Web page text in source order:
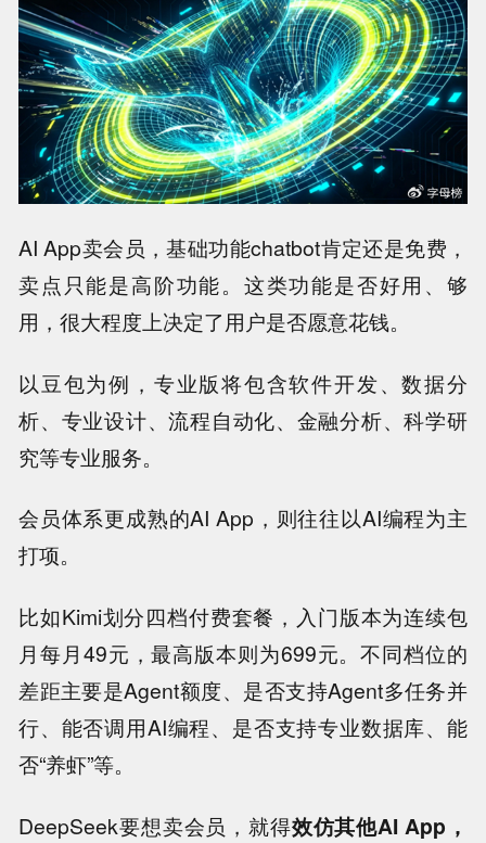
AI App卖会员，基础功能chatbot肯定还是免费，
卖点只能是高阶功能。这类功能是否好用、够
用，很大程度上决定了用户是否愿意花钱。
以豆包为例，专业版将包含软件开发、数据分
析、专业设计、流程自动化、金融分析、科学研
究等专业服务。
会员体系更成熟的AI App，则往往以AI编程为主
打项。
比如Kimi划分四档付费套餐，入门版本为连续包
月每月49元，最高版本则为699元。不同档位的
差距主要是Agent额度、是否支持Agent多任务并
行、能否调用AI编程、是否支持专业数据库、能
否“养虾”等。
DeepSeek要想卖会员，就得效仿其他AI App，